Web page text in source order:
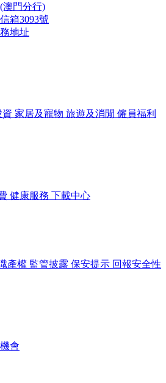
澳門分行)
箱3093號
地址
資 家居及寵物 旅遊及消閒 僱員福利
健康服務 下載中心
產權 監管披露 保安提示 回報安全性
會